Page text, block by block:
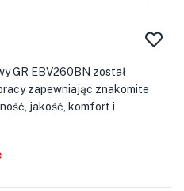
GR EBV260BN został
zapewniając znakomite
jakość, komfort i